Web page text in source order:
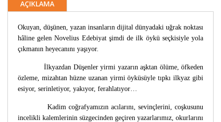
AÇIKLAMA
Okuyan, düşünen, yazan insanların dijital dünyadaki uğrak noktası
hâline gelen Novelius Edebiyat şimdi de ilk öykü seçkisiyle yola
çıkmanın heyecanını yaşıyor.
İlkyazdan Düşenler yirmi yazarın aşktan ölüme, öfkeden
özleme, mizahtan hüzne uzanan yirmi öyküsüyle tıpkı ilkyaz gibi
esiyor, serinletiyor, yakıyor, ferahlatıyor…
Kadim coğrafyamızın acılarını, sevinçlerini, coşkusunu
incelikli kalemlerinin süzgecinden geçiren yazarlarımız, okurlarını